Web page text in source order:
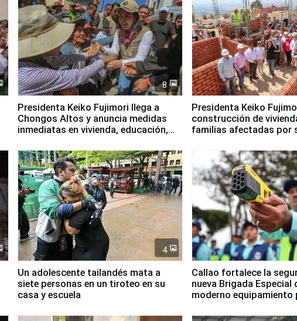
8
Presidenta Keiko Fujimori llega a
Chongos Altos y anuncia medidas
inmediatas en vivienda, educación,
Presidenta Keiko
construcción de
familias afectadas por
4
Un adolescente tailandés mata a
siete personas en un tiroteo en su
casa y escuela
Callao fortalece la
nueva Brigada Especial
moderno equipamiento